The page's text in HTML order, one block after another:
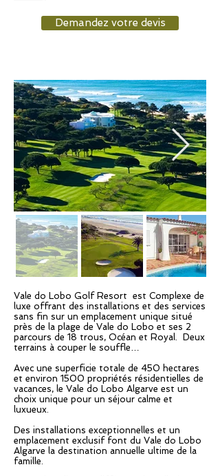
Demandez votre devis
Vale do Lobo Golf Resort est Complexe de
luxe offrant des installations et des services
sans fin sur un emplacement unique situé
près de la plage de Vale do Lobo et ses 2
parcours de 18 trous, Océan et Royal. Deux
terrains à couper le souffle…
Avec une superficie totale de 450 hectares
et environ 1500 propriétés résidentielles de
vacances, le Vale do Lobo Algarve est un
choix unique pour un séjour calme et
luxueux.
Des installations exceptionnelles et un
emplacement exclusif font du Vale do Lobo
Algarve la destination annuelle ultime de la
famille.